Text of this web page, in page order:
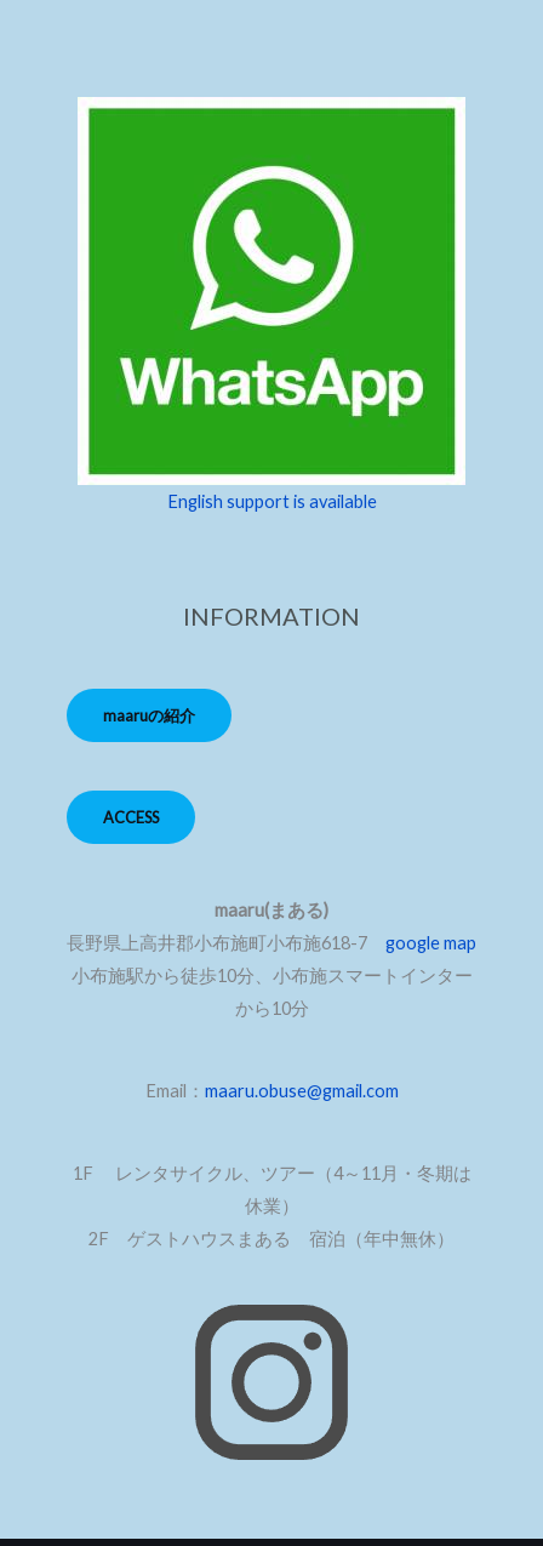
English support is available
INFORMATION
maaruの紹介
ACCESS
maaru(まある)
長野県上高井郡小布施町小布施618-7 google map
小布施駅から徒歩10分、小布施スマートインター
から10分
Email： maaru.obuse@gmail.com
1F レンタサイクル、ツアー（4～11月・冬期は
休業）
2F ゲストハウスまある 宿泊（年中無休）